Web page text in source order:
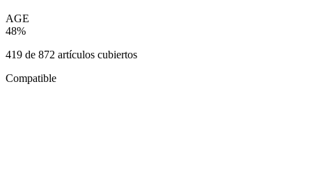
AGE
48%
419 de 872 artículos cubiertos
Compatible